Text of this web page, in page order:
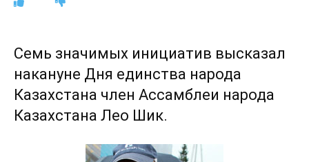
Семь значимых инициатив высказал
накануне Дня единства народа
Казахстана член Ассамблеи народа
Казахстана Лео Шик.